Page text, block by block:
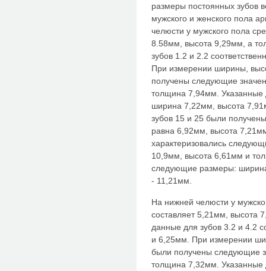
размеры постоянных зубов
мужского и женского пола
челюсти у мужского пола
8.58мм, высота 9,29мм, а
зубов 1.2 и 2.2
При измерении ширины,
получены следующие
толщина 7,94мм. Указанные
ширина 7,22мм, высота
зубов 15 и 25 были
равна 6,92мм, высота
характеризовались
10,9мм, высота 6,61мм и
следующие размеры:
- 11,21мм.
На нижней челюсти у
составляет 5,21мм, высота
данные для зубов 3.2 и 4.2
и 6,25мм. При измерении
были получены следующие
толщина 7,32мм. Указанные